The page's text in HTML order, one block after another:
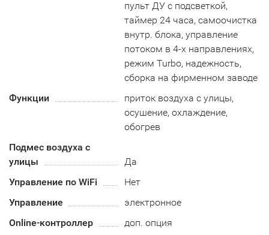
пульт ДУ с подсветкой,
таймер 24 часа, самоочистка
внутр. блока, управление
потоком в 4-х направлениях,
режим Turbo, надежность,
сборка на фирменном заводе
Функции
приток воздуха с улицы,
осушение, охлаждение,
обогрев
Подмес воздуха с
улицы
Да
Управление по WiFi
Нет
Управление
электронное
Online-контроллер
доп. опция